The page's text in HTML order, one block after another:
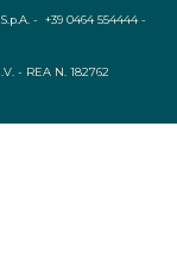
- +39 0464 554444 -
- REA N. 182762